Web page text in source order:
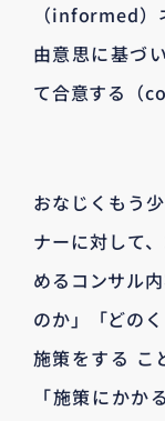
（informed）
由意思に基づ
て合意する（
おなじくもう
ナーに対して
めるコンサル
のか」「どの
施策をする こ
「施策にかか